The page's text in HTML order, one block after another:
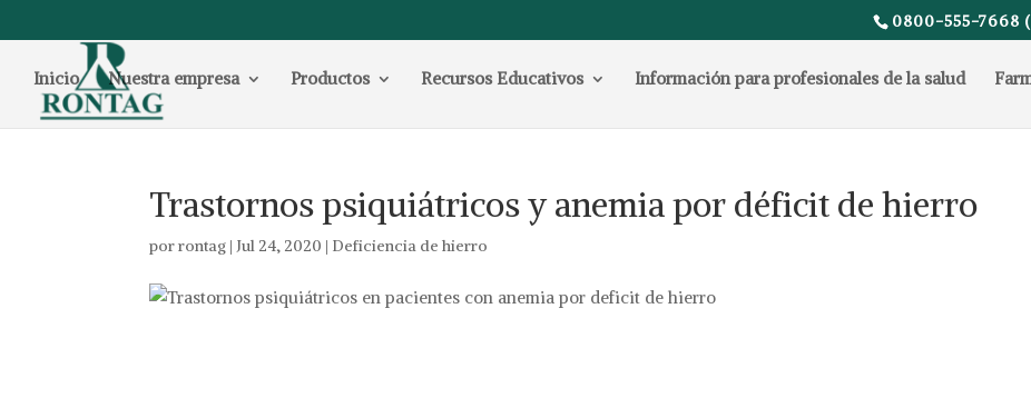
0800-555-7668
Inicio Nuestra empresa Productos Recursos Educativos Información para profesionales de la salud
Trastornos psiquiátricos y anemia por déficit de hierro
porrontag | Jul 24, 2020 | Deficiencia de hierro